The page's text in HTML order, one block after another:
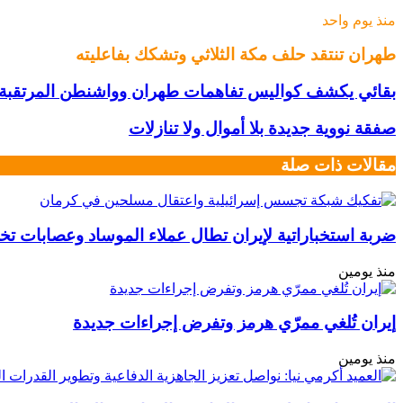
منذ يوم واحد
طهران تنتقد حلف مكة الثلاثي وتشكك بفاعليته
بقائي يكشف كواليس تفاهمات طهران وواشنطن
صفقة نووية جديدة بلا أموال ولا تنازلات
مقالات ذات صلة
ضربة استخباراتية لإيران تطال عملاء الموساد وعصابات
منذ يومين
إيران تُلغي ممرّي هرمز وتفرض إجراءات جديدة
منذ يومين